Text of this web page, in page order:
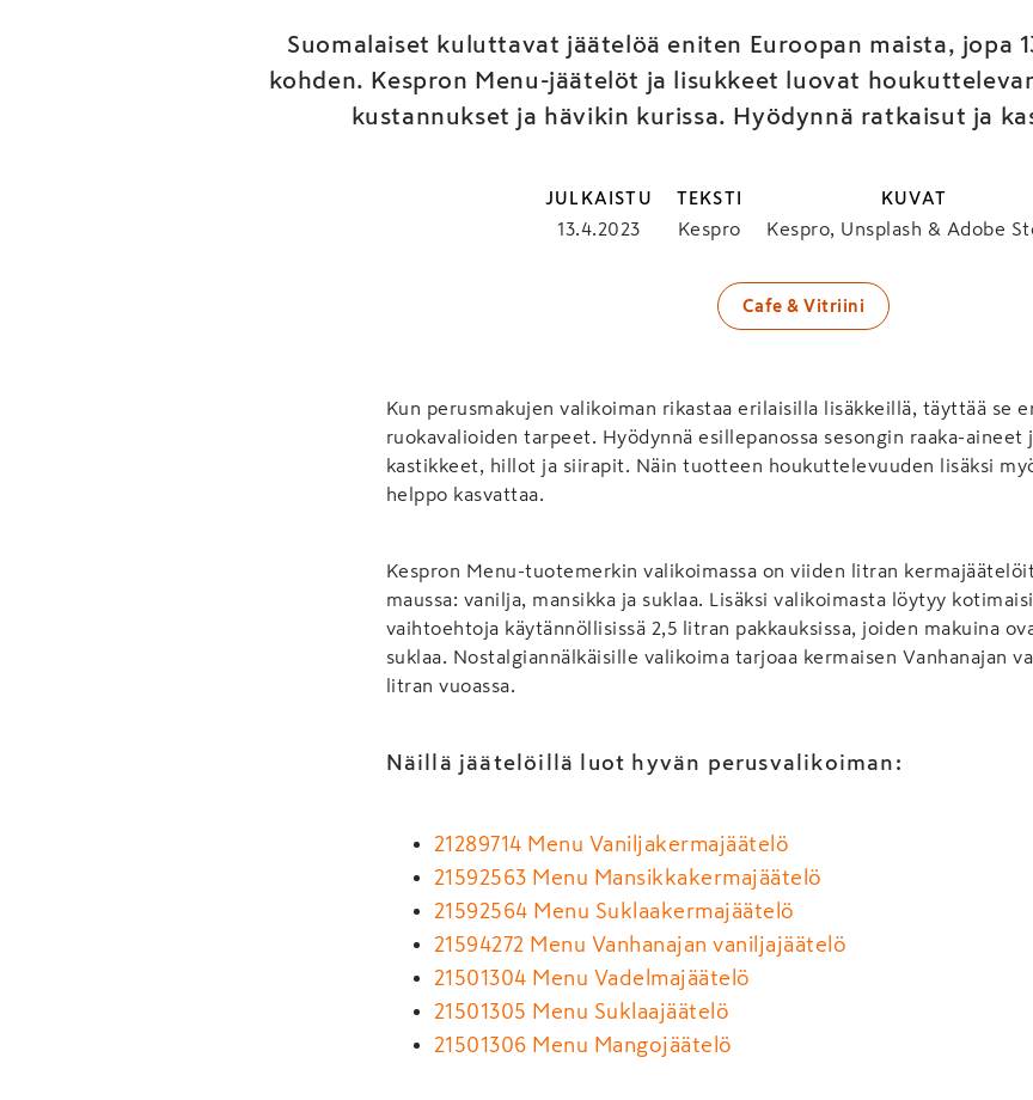
Suomalaiset kuluttavat jäätelöä eniten Euroopan maista, jopa
kohden. Kespron Menu-jäätelöt ja lisukkeet luovat
kustannukset ja hävikin kurissa. Hyödynnä ratkaisut ja
JULKAISTU
13.4.2023
TEKSTI
Kespro
KUVAT
Kespro, Unsplash & Adobe
Cafe & Vitriini
Kun perusmakujen valikoiman rikastaa erilaisilla lisäkkeillä, täyttää se
ruokavalioiden tarpeet. Hyödynnä esillepanossa sesongin raaka-aineet
kastikkeet, hillot ja siirapit. Näin tuotteen houkuttelevuuden lisäksi
helppo kasvattaa.
Kespron Menu-tuotemerkin valikoimassa on viiden litran
maussa: vanilja, mansikka ja suklaa. Lisäksi valikoimasta löytyy
vaihtoehtoja käytännöllisissä 2,5 litran pakkauksissa, joiden makuina
suklaa. Nostalgiannälkäisille valikoima tarjoaa kermaisen Vanhanajan
litran vuoassa.
Näillä jäätelöillä luot hyvän perusvalikoiman:
21289714 Menu Vaniljakermajäätelö
21592563 Menu Mansikkakermajäätelö
21592564 Menu Suklaakermajäätelö
21594272 Menu Vanhanajan vaniljajäätelö
21501304 Menu Vadelmajäätelö
21501305 Menu Suklaajäätelö
21501306 Menu Mangojäätelö